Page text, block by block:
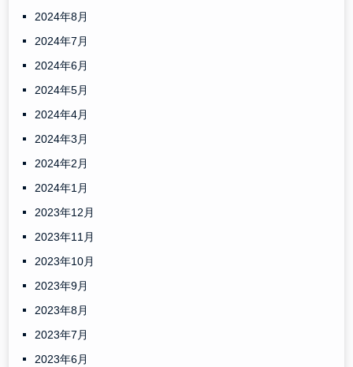
2024年8月
2024年7月
2024年6月
2024年5月
2024年4月
2024年3月
2024年2月
2024年1月
2023年12月
2023年11月
2023年10月
2023年9月
2023年8月
2023年7月
2023年6月